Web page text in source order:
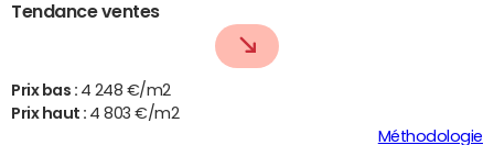
Tendance ventes
Prix bas : 4 248 €/m2
Prix haut : 4 803 €/m2
Méthodologie